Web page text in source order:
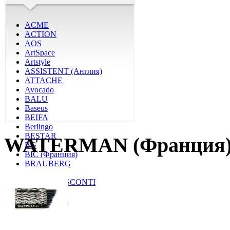
ACME
ACTION
AOS
ArtSpace
Artstyle
ASSISTENT (Англия)
ATTACHE
Avocado
BALU
Baseus
BEIFA
Berlingo
BESTAR
BG
BIC (Франция)
BRAUBERG
BRUNO VISCONTI
(ИТАЛИЯ)
CAMELION
CANON
WATERMAN